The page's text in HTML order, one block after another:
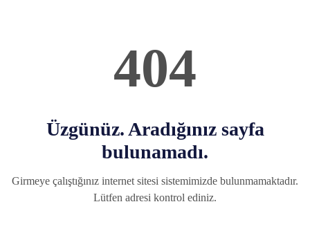
404
Üzgünüz. Aradığınız sayfa
bulunamadı.
Girmeye çalıştığınız internet sitesi sistemimizde bulunmamaktadır.
Lütfen adresi kontrol ediniz.